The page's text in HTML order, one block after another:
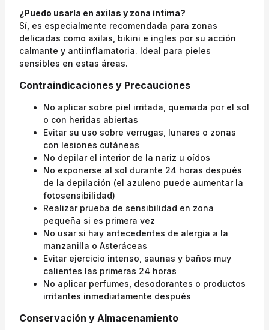
¿Puedo usarla en axilas y zona íntima?
Sí, es especialmente recomendada para zonas
delicadas como axilas, bikini e ingles por su acción
calmante y antiinflamatoria. Ideal para pieles
sensibles en estas áreas.
Contraindicaciones y Precauciones
No aplicar sobre piel irritada, quemada por el sol
o con heridas abiertas
Evitar su uso sobre verrugas, lunares o zonas
con lesiones cutáneas
No depilar el interior de la nariz u oídos
No exponerse al sol durante 24 horas después
de la depilación (el azuleno puede aumentar la
fotosensibilidad)
Realizar prueba de sensibilidad en zona
pequeña si es primera vez
No usar si hay antecedentes de alergia a la
manzanilla o Asteráceas
Evitar ejercicio intenso, saunas y baños muy
calientes las primeras 24 horas
No aplicar perfumes, desodorantes o productos
irritantes inmediatamente después
Conservación y Almacenamiento